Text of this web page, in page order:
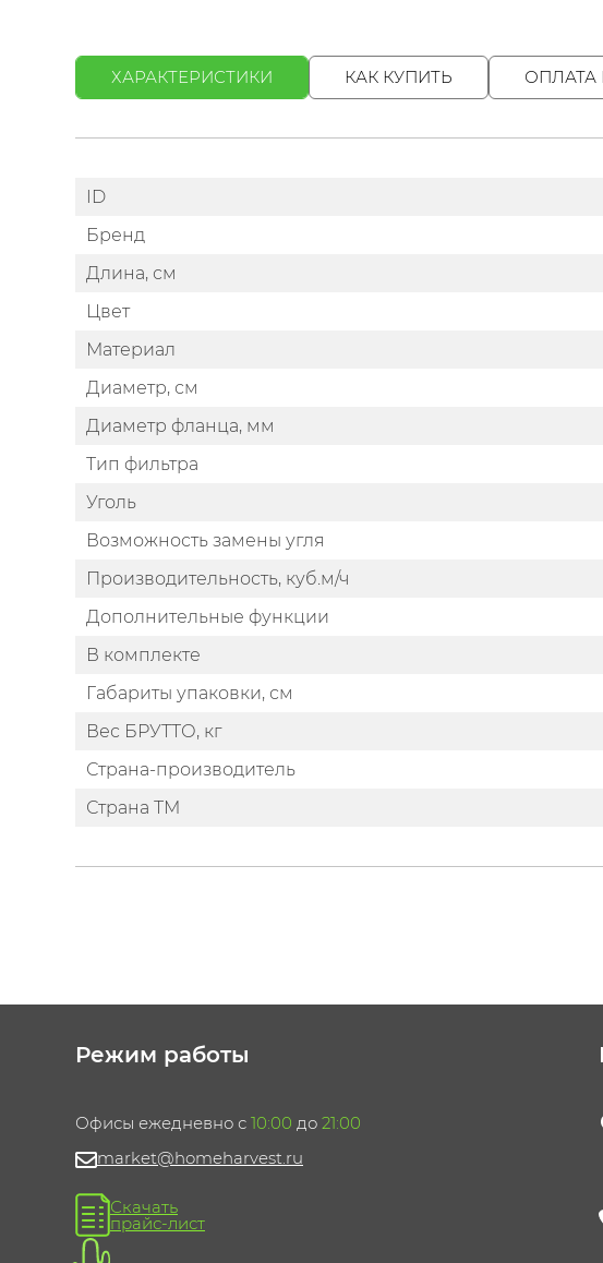
ХАРАКТЕРИСТИКИ КАК КУПИТЬ ОПЛАТА
ID
Бренд
Длина, см
Цвет
Материал
Диаметр, см
Диаметр фланца, мм
Тип фильтра
Уголь
Возможность замены угля
Производительность, куб.м/ч
Дополнительные функции
В комплекте
Габариты упаковки, см
Вес БРУТТО, кг
Страна-производитель
Страна ТМ
Режим работы
Офисы ежедневно с 10:00 до 21:00
market@homeharvest.ru
Скачать
прайс-лист